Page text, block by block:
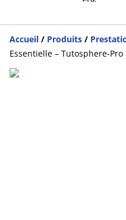
Accueil / Produits /
Essentielle – Tutosphere-Pro